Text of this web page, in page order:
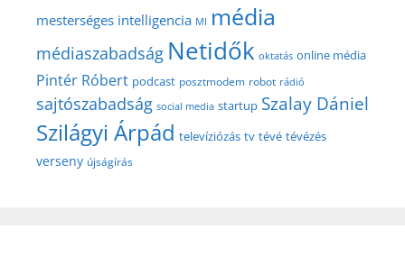
mesterséges intelligencia MI média
médiaszabadság Netidők oktatás online média
Pintér Róbert podcast posztmodem robot rádió
sajtószabadság social media startup Szalay Dániel
Szilágyi Árpád televíziózás tv tévé tévézés
verseny újságírás